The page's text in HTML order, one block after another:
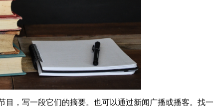
目，写一段它们的摘要。也可以通过新闻广播或播客。找一